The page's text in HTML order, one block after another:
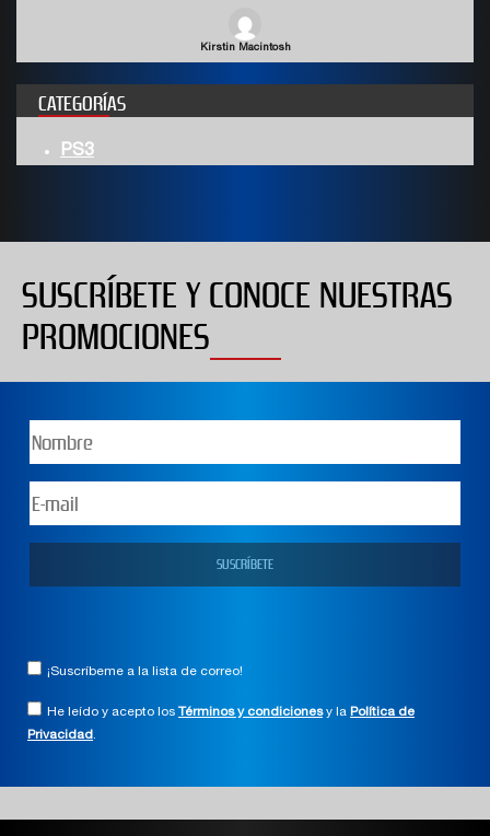
CATEGORÍAS
PS3
SUSCRÍBETE Y CONOCE NUESTRAS
PROMOCIONES
¡Suscríbeme a la lista de correo!
He leído y acepto los Términos y condicionesy la Política de
Privacidad.